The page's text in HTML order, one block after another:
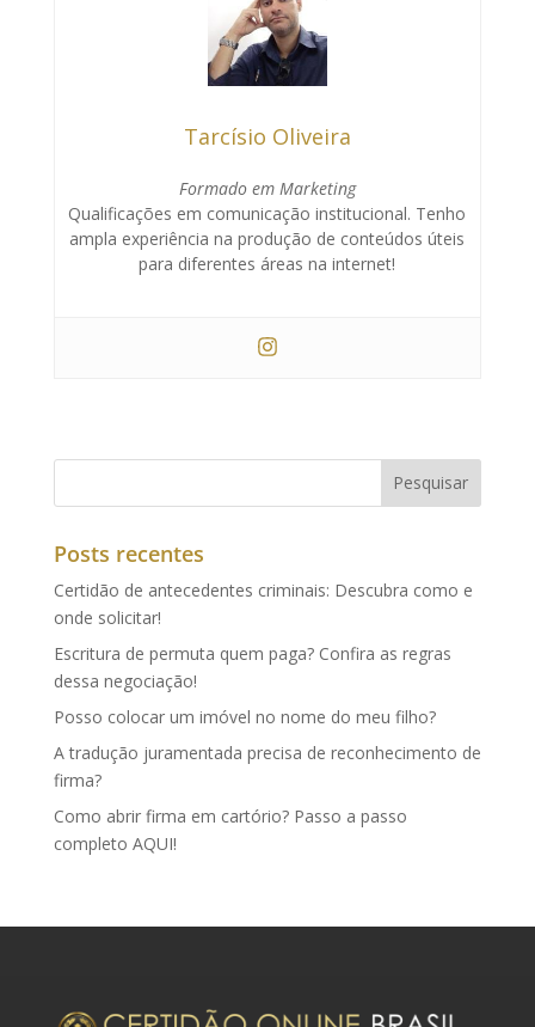
Tarcísio Oliveira
Formado em Marketing
Qualificações em comunicação institucional. Tenho
ampla experiência na produção de conteúdos úteis
para diferentes áreas na internet!
Posts recentes
Certidão de antecedentes criminais: Descubra como e
onde solicitar!
Escritura de permuta quem paga? Confira as regras
dessa negociação!
Posso colocar um imóvel no nome do meu filho?
A tradução juramentada precisa de reconhecimento de
firma?
Como abrir firma em cartório? Passo a passo
completo AQUI!